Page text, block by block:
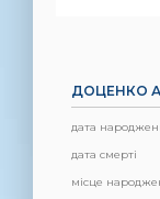
ДОЦЕНКО
дата
дата смерті
місце